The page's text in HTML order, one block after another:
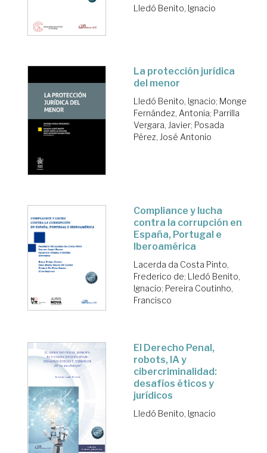
Lledó Benito, Ignacio
La protección jurídica
del menor
Lledó Benito, Ignacio; Monge
Fernández, Antonia; Parrilla
Vergara, Javier; Posada
Pérez, José Antonio
Compliance y lucha
contra la corrupción en
España, Portugal e
Iberoamérica
Lacerda da Costa Pinto,
Frederico de; Lledó Benito,
Ignacio; Pereira Coutinho,
Francisco
El Derecho Penal,
robots, IA y
cibercriminalidad:
desafíos éticos y
jurídicos
Lledó Benito, Ignacio